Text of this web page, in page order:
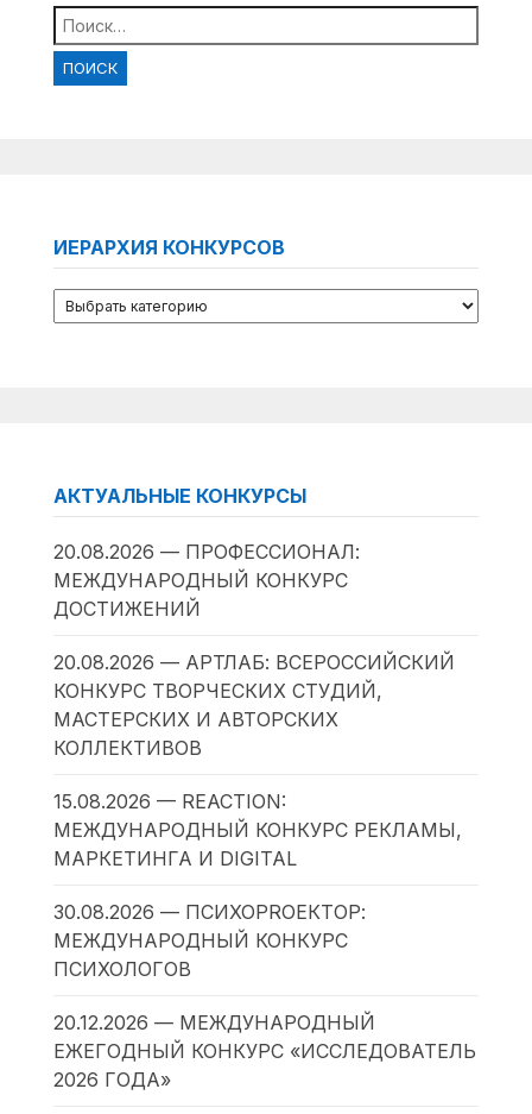
Найти:
ИЕРАРХИЯ КОНКУРСОВ
АКТУАЛЬНЫЕ КОНКУРСЫ
20.08.2026 — ПРОФЕССИОНАЛ:
МЕЖДУНАРОДНЫЙ КОНКУРС
ДОСТИЖЕНИЙ
20.08.2026 — АРТЛАБ: ВСЕРОССИЙСКИЙ
КОНКУРС ТВОРЧЕСКИХ СТУДИЙ,
МАСТЕРСКИХ И АВТОРСКИХ
КОЛЛЕКТИВОВ
15.08.2026 — REACTION:
МЕЖДУНАРОДНЫЙ КОНКУРС РЕКЛАМЫ,
МАРКЕТИНГА И DIGITAL
30.08.2026 — ПСИХОPROЕКТОР:
МЕЖДУНАРОДНЫЙ КОНКУРС
ПСИХОЛОГОВ
20.12.2026 — МЕЖДУНАРОДНЫЙ
ЕЖЕГОДНЫЙ КОНКУРС «ИССЛЕДОВАТЕЛЬ
2026 ГОДА»